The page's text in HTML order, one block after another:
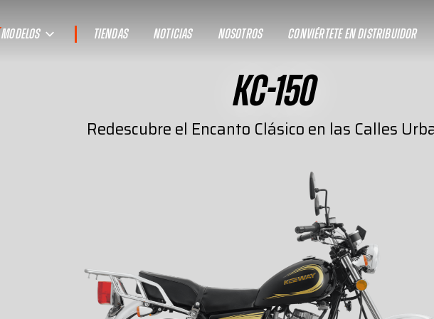
MODELOS TIENDAS NOTICIAS NOSOTROS CONVIÉRTETE EN DISTRIBUIDOR
KC-150
Redescubre el Encanto Clásico en las Calles